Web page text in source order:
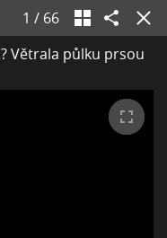
1 / 66
Větrala půlku prsou